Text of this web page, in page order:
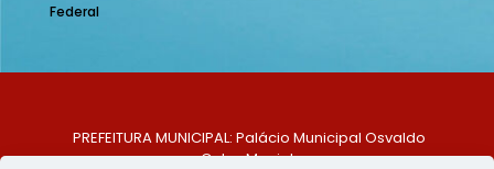
Federal
PREFEITURA MUNICIPAL: Palácio Municipal Osvaldo
Celso Maciel